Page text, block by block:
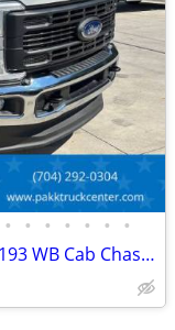
• • • • • • •
2023 Ford F600 F-600 XLT 4x4 Diesel 193 WB Cab Chassis Fully Loaded